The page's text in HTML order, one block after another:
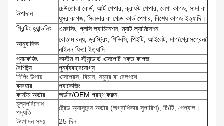
উপাদান
ঢেউতোলা বোর্ড, আর্ট পেপার, ক্রাফট পেপার, লেপা কাগজ, সাদা বা
ধূসর কাগজ, সিলভার বা গোল্ড কার্ড পেপার, বিশেষ কাগজ ইত্যাদি।
প্রিন্টিং হ্যান্ডলিং
এমবসিং, গ্লসি ল্যামিনেশন, ম্যাট ল্যামিনেশন
আনুষাঙ্গিক
বোতাম বন্ধ, ড্রস্ট্রিং, পিভিসি, পিইটি, আইলেট, দাগ/গ্রোসগ্রেন/
নাইলন ফিতা ইত্যাদি
প্যাকেজিং
কাস্টম বা স্ট্যান্ডার্ড এক্সপোর্ট শক্ত কাগজ
বৈশিষ্ট্য
পুনর্ব্যবহারযোগ্য
শিপিং উপায়
এক্সপ্রেস, বিমান, সমুদ্র বা রেলপথে
ব্যবহার
প্যাকেজিং
কাস্টম অর্ডার
অর্ডার/OEM গ্রহণ করুন
মূল্যপরিশোধ
পদ্ধতি
ট্রেড অ্যাসুরেন্স অর্ডার (অগ্রাধিকার সুপারিশ), টি/টি, পেপ্যাল।
উৎপাদন সময়
25 দিন